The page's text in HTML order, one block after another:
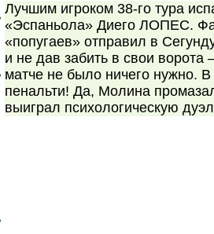
Лучшим игроком 38-го тура
«Эспаньола» Диего ЛОПЕС.
«попугаев» отправил в
и не дав забить в свои ворота
матче не было ничего нужно.
пенальти! Да, Молина
выиграл психологическую